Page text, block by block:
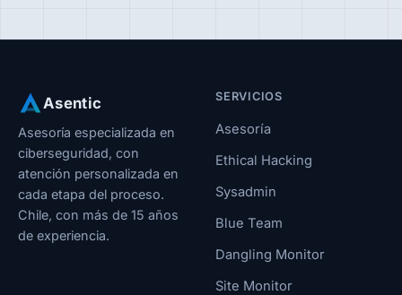
Asentic
Asesoría especializada en
ciberseguridad, con
atención personalizada en
cada etapa del proceso.
Chile, con más de 15 años
de experiencia.
SERVICIOS
Asesoría
Ethical Hacking
Sysadmin
Blue Team
Dangling Monitor
Site Monitor